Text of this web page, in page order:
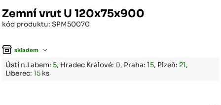
Zemní vrut U 120x75x900
kód produktu: SPM50070
skladem
Ústí n.Labem:5, Hradec Králové: 0, Praha:15, Plzeň: 21,
Liberec:15 ks